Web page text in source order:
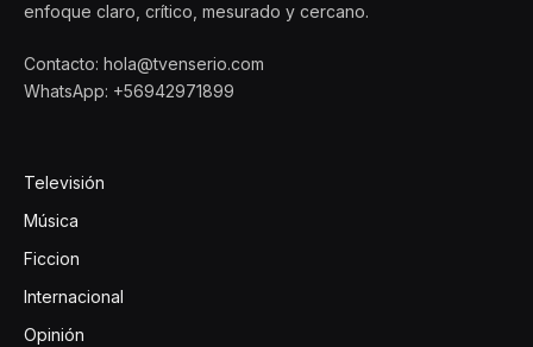
enfoque claro, crítico, mesurado y cercano.
Contacto: hola@tvenserio.com
WhatsApp: +56942971899
Televisión
Música
Ficcion
Internacional
Opinión